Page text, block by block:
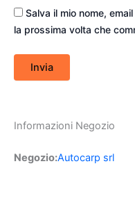
Salva il mio nome,
la prossima volta che
Informazioni Negozio
Negozio:Autocarp srl